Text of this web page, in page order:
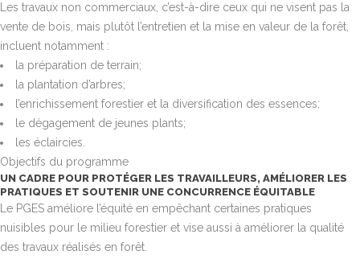
Les travaux non commerciaux, c’est-à-dire ceux qui ne visent pas la
vente de bois, mais plutôt l’entretien et la mise en valeur de la forêt,
incluent notamment :
la préparation de terrain;
la plantation d’arbres;
l’enrichissement forestier et la diversification des essences;
le dégagement de jeunes plants;
les éclaircies.
Objectifs du programme
UN CADRE POUR PROTÉGER LES TRAVAILLEURS, AMÉLIORER LES
PRATIQUES ET SOUTENIR UNE CONCURRENCE ÉQUITABLE
Le PGES améliore l’équité en empêchant certaines pratiques
nuisibles pour le milieu forestier et vise aussi à améliorer la qualité
des travaux réalisés en forêt.